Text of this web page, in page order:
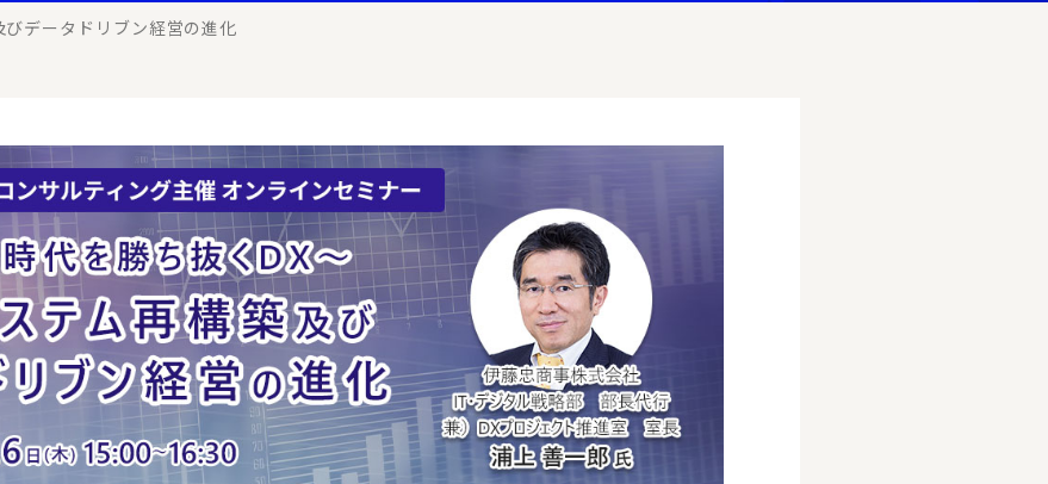
広報・CSR
経営諮問委員紹介
びデータドリブン経営の進化